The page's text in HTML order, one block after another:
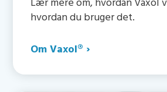
Lær mere om, hvordan Vaxol
hvordan du bruger det.
Om Vaxol® ›